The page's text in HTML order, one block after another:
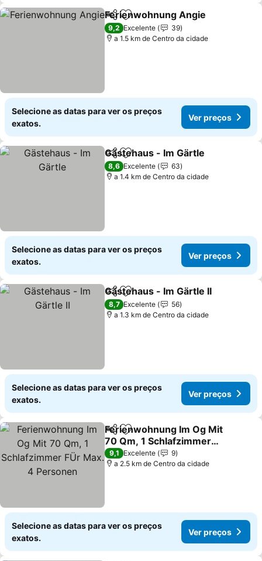
PartilharAdicionar aos favoritos
Ferienwohnung Angie
9,2 Excelente
39
a 1.5 km de Centro da cidade
Selecione as datas para ver os preços
exatos.
Ver preços
PartilharAdicionar aos favoritos
Gästehaus - Im Gärtle
8,6 Excelente
63
a 1.4 km de Centro da cidade
Selecione as datas para ver os preços
exatos.
Ver preços
PartilharAdicionar aos favoritos
Gästehaus - Im Gärtle II
8,7 Excelente
56
a 1.3 km de Centro da cidade
Selecione as datas para ver os preços
exatos.
Ver preços
PartilharAdicionar aos favoritos
Ferienwohnung Im Og Mit
70 Qm, 1 Schlafzimmer
FÜr Max. 4 Personen
Ver preços
9,1 Excelente
9
a 2.5 km de Centro da cidade
Selecione as datas para ver os preços
exatos.
Ver preços